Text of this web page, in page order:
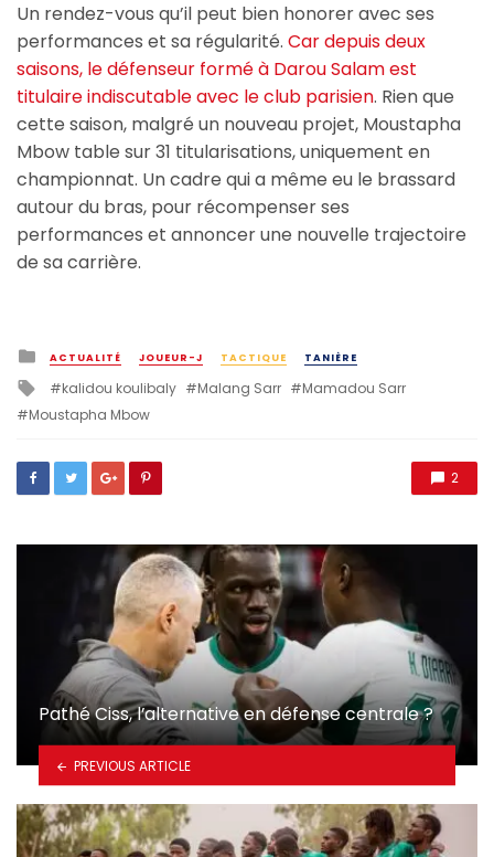
Un rendez-vous qu’il peut bien honorer avec ses
performances et sa régularité. Car depuis deux
saisons, le défenseur formé à Darou Salam est
titulaire indiscutable avec le club parisien. Rien que
cette saison, malgré un nouveau projet, Moustapha
Mbow table sur 31 titularisations, uniquement en
championnat. Un cadre qui a même eu le brassard
autour du bras, pour récompenser ses
performances et annoncer une nouvelle trajectoire
de sa carrière.
Posted
in
ACTUALITÉ JOUEUR-J TACTIQUE TANIÈRE
Tagged
with
kalidou koulibaly Malang Sarr
Mamadou Sarr
Moustapha Mbow
2
Pathé Ciss, l’alternative en défense centrale ?
PREVIOUS ARTICLE